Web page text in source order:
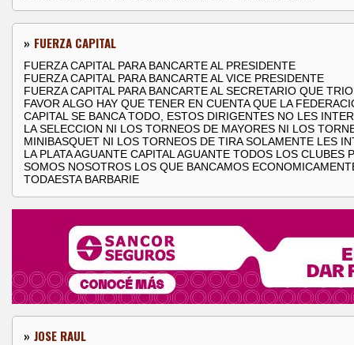
» FUERZA CAPITAL
FUERZA CAPITAL PARA BANCARTE AL PRESIDENTE
FUERZA CAPITAL PARA BANCARTE AL VICE PRESIDENTE
FUERZA CAPITAL PARA BANCARTE AL SECRETARIO QUE
FAVOR ALGO HAY QUE TENER EN CUENTA QUE LA
CAPITAL SE BANCA TODO, ESTOS DIRIGENTES NO LES
LA SELECCION NI LOS TORNEOS DE MAYORES NI LOS
MINIBASQUET NI LOS TORNEOS DE TIRA SOLAMENTE LES
LA PLATA AGUANTE CAPITAL AGUANTE TODOS LOS CLUBES
SOMOS NOSOTROS LOS QUE BANCAMOS
TODAESTA BARBARIE
» JOSE RAUL